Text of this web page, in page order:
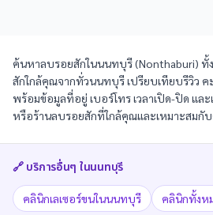
ค้นหาลบรอยสักในนนทบุรี (Nonthaburi) ทั้
สักใกล้คุณจากทั่วนนทบุรี เปรียบเทียบรีวิว ค
พร้อมข้อมูลที่อยู่ เบอร์โทร เวลาเปิด-ปิด แล
หรือร้านลบรอยสักที่ใกล้คุณและเหมาะสมกับ
🔗 บริการอื่นๆ ในนนทบุรี
คลินิกเลเซอร์ขนในนนทบุรี คลินิกทั้งห